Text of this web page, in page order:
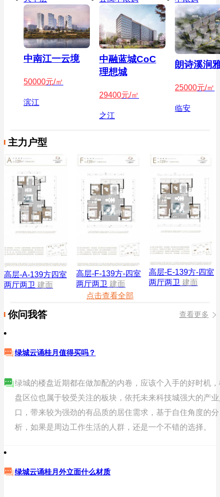
中南江一云境
50000元/㎡
滨江
中融蓝城CoC
理想城
29400元/㎡
之江
朗诗溪涧
25000元/㎡
临安
主力户型
高层-A-139方四室
两厅两卫 建面
高层-F-139方-四室
两厅两卫 建面
高层-E-139方-四室
两厅两卫 建面
点击查看全部
你问我答 查看更多
绿城云诵桂月值得买吗？
绿城的楼盘近期都在做加配的内卷，应该个入手的好时机
盘区位也属于较受关注的板块，依托未来科技城强大的产
口，带来较为强劲的有品质的居住需求，基于自住角度的分
析，如果是周边工作生活的人群，还是一个不错的选择。
绿城云诵桂月外立面什么材质